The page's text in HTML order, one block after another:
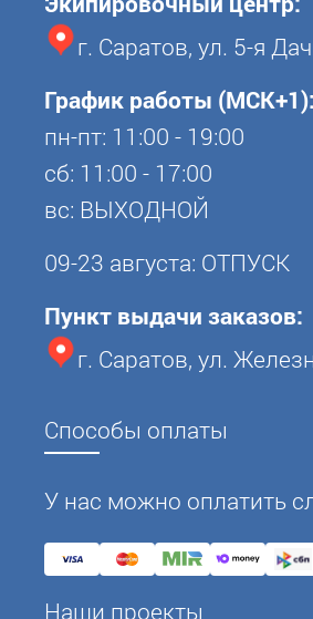
г. Саратов, ул. 5-я
График работы (МСК+1):
пн-пт: 11:00 - 19:00
сб: 11:00 - 17:00
вс: ВЫХОДНОЙ
09-23 августа: ОТПУСК
Пункт выдачи заказов:
г. Саратов, ул.
Способы оплаты
У нас можно оплатить
Наши проекты